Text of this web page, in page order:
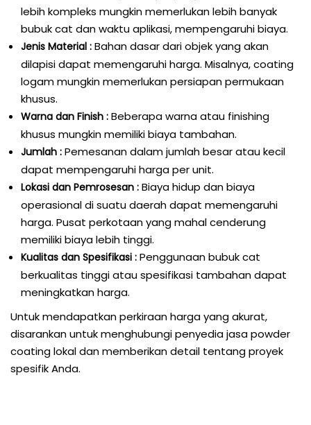
lebih kompleks mungkin memerlukan lebih banyak
bubuk cat dan waktu aplikasi, mempengaruhi biaya.
Jenis Material : Bahan dasar dari objek yang akan
dilapisi dapat memengaruhi harga. Misalnya, coating
logam mungkin memerlukan persiapan permukaan
khusus.
Warna dan Finish : Beberapa warna atau finishing
khusus mungkin memiliki biaya tambahan.
Jumlah : Pemesanan dalam jumlah besar atau kecil
dapat mempengaruhi harga per unit.
Lokasi dan Pemrosesan : Biaya hidup dan biaya
operasional di suatu daerah dapat memengaruhi
harga. Pusat perkotaan yang mahal cenderung
memiliki biaya lebih tinggi.
Kualitas dan Spesifikasi : Penggunaan bubuk cat
berkualitas tinggi atau spesifikasi tambahan dapat
meningkatkan harga.
Untuk mendapatkan perkiraan harga yang akurat,
disarankan untuk menghubungi penyedia jasa powder
coating lokal dan memberikan detail tentang proyek
spesifik Anda.